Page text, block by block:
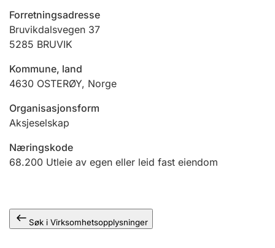
Jeger
Ektepaktveileder
Offentlig sektor
Forretningsadresse
Bruvikdalsvegen 37
5285 BRUVIK
Kommune, land
4630 OSTERØY, Norge
Organisasjonsform
Aksjeselskap
Næringskode
68.200 Utleie av egen eller leid fast eiendom
Søk i Virksomhetsopplysninger